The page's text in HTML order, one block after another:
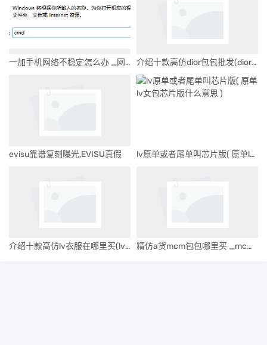
一加手机网络不稳定怎么办 _网络不稳定怎么办 介绍十款高仿dior包包批发(dior的包哪里买最便宜)
evisu靠谱复刻曝光,EVISU真假 lv原单或者尾单叫芯片版( 原单lv女包芯片版什么意思 )
介绍十款高仿lv衣服在哪里买(lv宠物衣服在哪买) 精仿a货mcm包包哪里买 _mcm女包高仿